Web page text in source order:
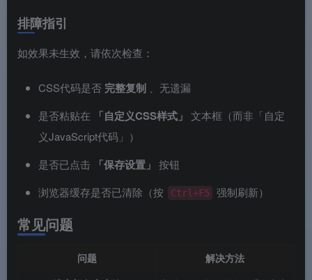
排障指引
如效果未生效，请依次检查：
CSS代码是否 完整复制
、无遗漏
是否粘贴在
「自定义CSS样式」 文本框（而非「自定
义JavaScript代码」）
是否已点击
「保存设置」 按钮
浏览器缓存是否已清除（按
Ctrl+F5 强制刷新）
常见问题
问题
解决方法